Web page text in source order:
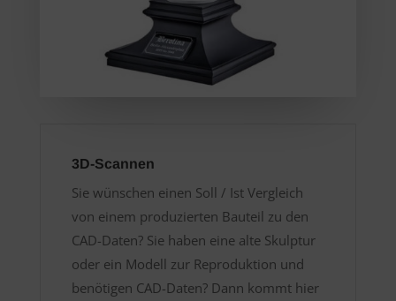
3D-Scannen
Sie wünschen einen Soll / Ist Vergleich
von einem produzierten Bauteil zu den
CAD-Daten? Sie haben eine alte Skulptur
oder ein Modell zur Reproduktion und
benötigen CAD-Daten? Dann kommt hier